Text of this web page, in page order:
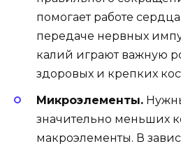
помогает работе сердца
передаче нервных
калий играют важную
здоровых и крепких
Микроэлементы.
значительно меньших
макроэлементы. В